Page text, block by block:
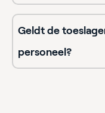
Geldt de
personeel?